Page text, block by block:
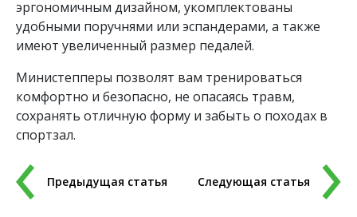
эргономичным дизайном, укомплектованы
удобными поручнями или эспандерами, а также
имеют увеличенный размер педалей.
Министепперы позволят вам тренироваться
комфортно и безопасно, не опасаясь травм,
сохранять отличную форму и забыть о походах в
спортзал.
Предыдущая статья Следующая статья